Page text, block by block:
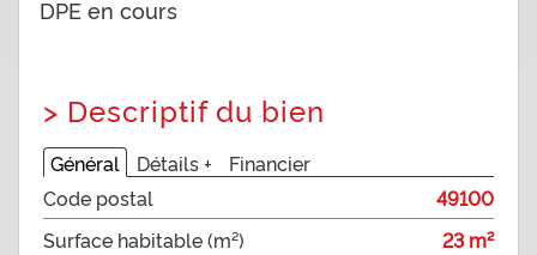
DPE en cours
> Descriptif du bien
Général Détails +
Financier
Code postal
49100
Surface habitable (m²)
23 m²